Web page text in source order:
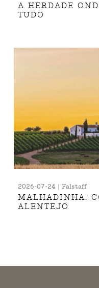
A HERDADE
TUDO
2026-07-24 | Falstaff
MALHADINHA:
ALENTEJO